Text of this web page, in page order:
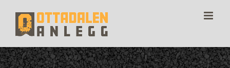
content